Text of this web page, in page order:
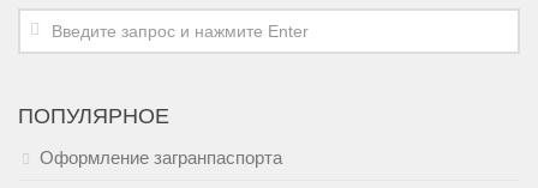
ПОПУЛЯРНОЕ
Оформление загранпаспорта